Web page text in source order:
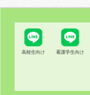
高校生向け 看護学生向け